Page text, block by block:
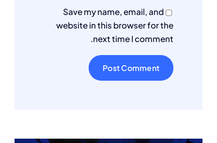
Save my name, email, and
website in this browser for the
next time I comment.